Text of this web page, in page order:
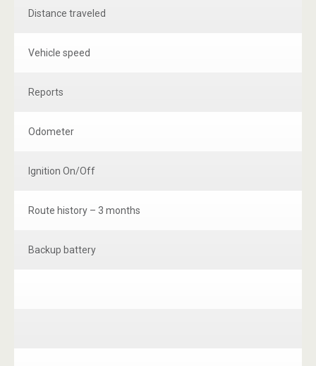
Distance traveled
Vehicle speed
Reports
Odometer
Ignition On/Off
Route history – 3 months
Backup battery